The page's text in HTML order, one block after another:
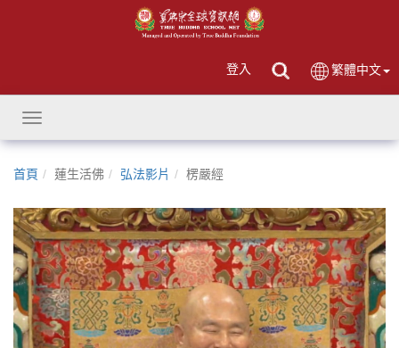
登入 繁體中文
Toggle
navigation
首頁 蓮生活佛 弘法影片 楞嚴經